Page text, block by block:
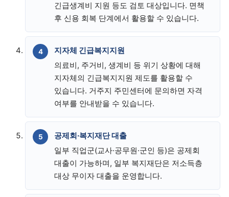
긴급생계비 지원 등도 검토 대상입니다. 면책
후 신용 회복 단계에서 활용할 수 있습니다.
지자체 긴급복지지원
의료비, 주거비, 생계비 등 위기 상황에 대해
지자체의 긴급복지지원 제도를 활용할 수
있습니다. 거주지 주민센터에 문의하면 자격
여부를 안내받을 수 있습니다.
공제회·복지재단 대출
일부 직업군(교사·공무원·군인 등)은 공제회
대출이 가능하며, 일부 복지재단은 저소득층
대상 무이자 대출을 운영합니다.